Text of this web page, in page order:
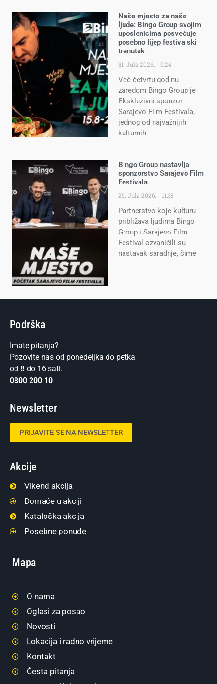
Naše mjesto za naše
ljude: Bingo Group svojim
uposlenicima posvećuje
posebno lijep festivalski
trenutak
31. Jula 2026. 9:24
Već četvrtu godinu
zaredom Bingo Group je
Ekskluzivni sponzor
Sarajevo Film Festivala,
jednog od najvažnijih
kulturnih
Bingo Group nastavlja
sponzorstvo Sarajevo Film
Festivala
29. Jula 2026. 11:38
Partnerstvo koje kulturu
približava ljudima Bingo
Group i Sarajevo Film
Festival ozvaničili su
nastavak saradnje, čime
Podrška
Imate pitanja?
Pozovite nas od ponedeljka do petka
od 8 do 16 sati.
0800 200 10
Newsletter
PRIJAVITE SE NA NEWSLETTER
Akcije
Vikend akcija
Domaće u akciji
Kataloška akcija
Posebne ponude
Mapa
O nama
Oglasi za posao
Novosti
Lokacija i radno vrijeme
Kontakt
Česta pitanja